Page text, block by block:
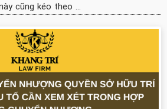
cũng kéo theo ...